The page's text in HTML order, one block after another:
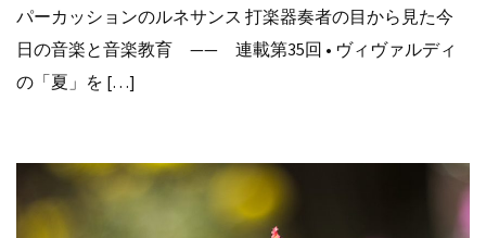
パーカッションのルネサンス 打楽器奏者の目から見た今
日の音楽と音楽教育 —— 連載第35回 • ヴィヴァルディ
の「夏」を […]